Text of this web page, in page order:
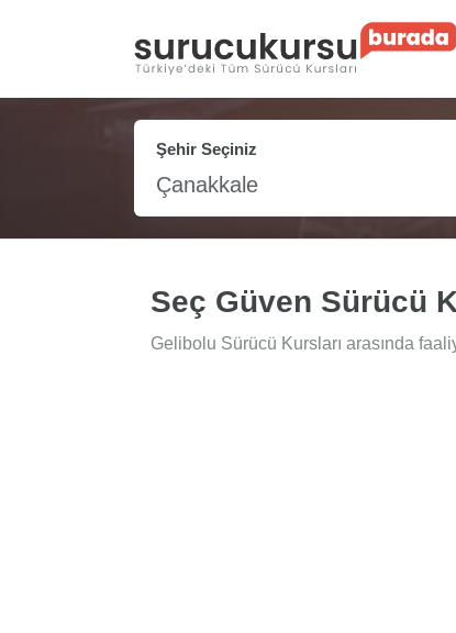
Şehir Seçiniz
Çanakkale
Seç Güven Sürücü
Gelibolu Sürücü Kursları arasında